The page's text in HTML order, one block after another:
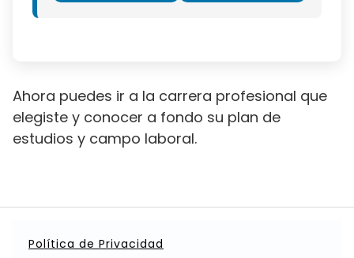
Ahora puedes ir a la carrera profesional que
elegiste y conocer a fondo su plan de
estudios y campo laboral.
Política de Privacidad